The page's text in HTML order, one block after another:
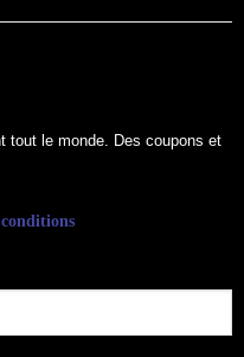
tout le monde. Des coupons et